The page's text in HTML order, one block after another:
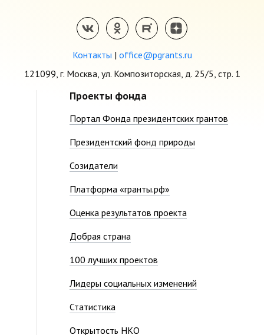
Контакты | office@pgrants.ru
121099, г. Москва, ул. Композиторская, д. 25/5, стр. 1
Проекты фонда
Портал Фонда президентских грантов
Президентский фонд природы
Созидатели
Платформа «гранты.рф»
Оценка результатов проекта
Добрая страна
100 лучших проектов
Лидеры социальных изменений
Статистика
Открытость НКО